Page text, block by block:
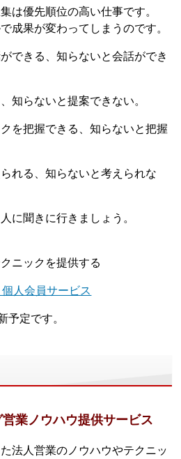
は優先順位の高い仕事です。
成果が変わってしまうのです。
できる、知らないと会話ができ
知らないと提案できない。
を把握できる、知らないと把握
れる、知らないと考えられな
に聞きに行きましょう。
ニックを提供する
個人会員サービス
予定です。
業ノウハウ提供サービス
法人営業のノウハウやテクニッ